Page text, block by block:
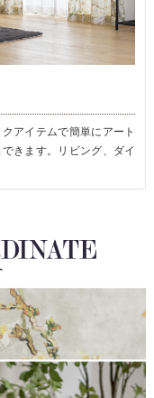
アイテムで簡単にアート
きます。リビング、ダイ